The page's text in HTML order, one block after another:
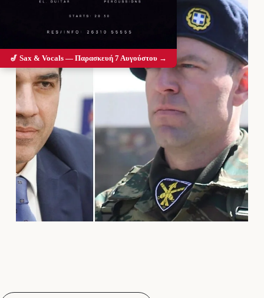
🎷 Sax & Vocals — Παρασκευή 7 Αυγούστου →